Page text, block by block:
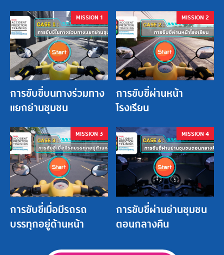
MISSION 1
การขับขี่บนทางร่วมทาง
แยกย่านชุมชน
MISSION 2
การขับขี่ผ่านหน้า
โรงเรียน
MISSION 3
การขับขี่เมื่อมีรถรถ
บรรทุกอยู่ด้านหน้า
MISSION 4
การขับขี่ผ่านย่านชุมชน
ตอนกลางคืน